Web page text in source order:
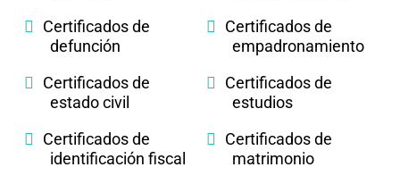
Certificados de
defunción
Certificados de
empadronamiento
Certificados de
estado civil
Certificados de
estudios
Certificados de
identificación fiscal
Certificados de
matrimonio